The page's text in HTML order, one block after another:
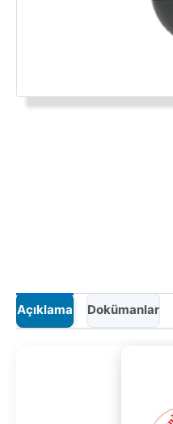
Açıklama Dokümanlar